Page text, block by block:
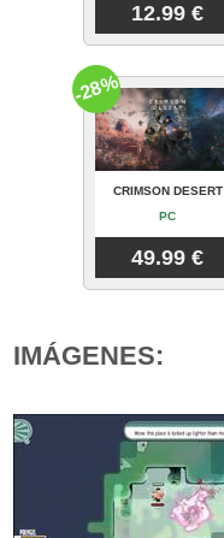
12.99 €
CRIMSON DESERT
PC
49.99 €
-28%
IMÁGENES: